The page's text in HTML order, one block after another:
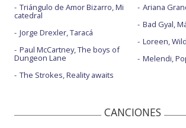
Triángulo de Amor Bizarro, Mi
catedral
Jorge Drexler, Taracá
Paul McCartney, The boys of
Dungeon Lane
The Strokes, Reality awaits
Ariana
Bad Gyal,
Loreen,
Melendi,
CANCIONES